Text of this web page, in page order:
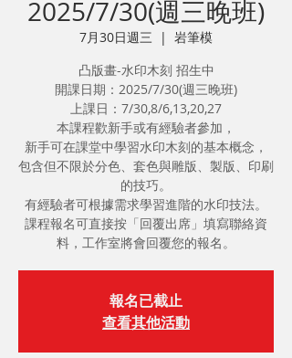
2025/7/30(週三晚班)
7月30日週三
  |
岩筆模
凸版畫-水印木刻 招生中
開課日期：2025/7/30(週三晚班)
上課日：7/30,8/6,13,20,27
本課程歡新手或有經驗者參加，
新手可在課堂中學習水印木刻的基本概念，
包含但不限於分色、套色與雕版、製版、印刷
的技巧。
有經驗者可根據需求學習進階的水印技法。
課程報名可直接按「回覆出席」填寫聯絡資
料，工作室將會回覆您的報名。
報名已截止
查看其他活動